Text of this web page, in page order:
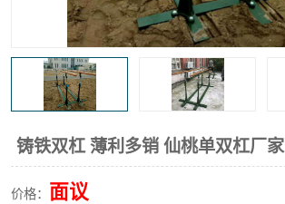
铸铁双杠 薄利多销 仙桃单双杠厂家
价格： 面议